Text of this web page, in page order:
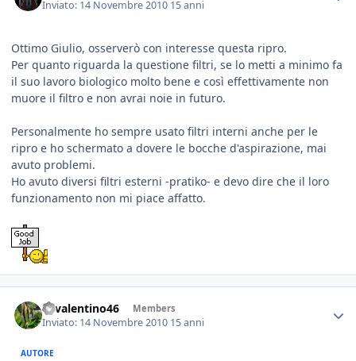
Inviato: 14 Novembre 2010 15 anni
Ottimo Giulio, osserverò con interesse questa ripro.
Per quanto riguarda la questione filtri, se lo metti a minimo fa
il suo lavoro biologico molto bene e così effettivamente non
muore il filtro e non avrai noie in futuro.
Personalmente ho sempre usato filtri interni anche per le
ripro e ho schermato a dovere le bocche d'aspirazione, mai
avuto problemi.
Ho avuto diversi filtri esterni -pratiko- e devo dire che il loro
funzionamento non mi piace affatto.
46valentino46 Members
Inviato: 14 Novembre 2010 15 anni
AUTORE